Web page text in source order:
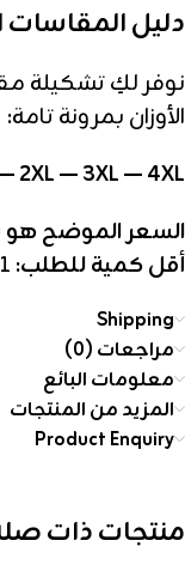
دليل المقاسات
نوفر لكِ تشكيلة
الأوزان بمرونة تامة:
2XL — 3XL — 4XL
السعر الموضح هو
أقل كمية للطلب:
Shipping
مراجعات (0)
معلومات البائع
المزيد من المنتجات
Product Enquiry
منتجات ذات